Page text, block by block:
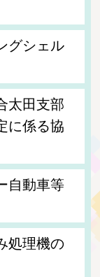
グシェル
太田支部
に係る協
自動車等
処理機の